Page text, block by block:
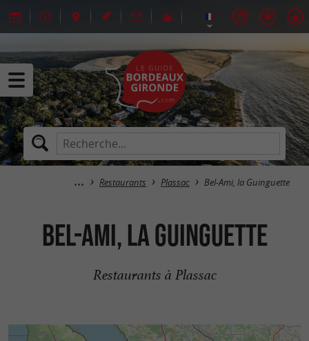
Restaurants Plassac Bel-Ami, la Guinguette
Bel-Ami, la Guinguette
Restaurants à Plassac